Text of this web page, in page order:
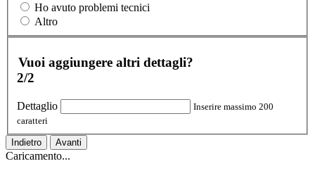
Ho avuto problemi tecnici
Altro
Vuoi aggiungere altri dettagli?
2/2
Dettaglio
Inserire massimo 200
caratteri
Indietro Avanti
Caricamento...